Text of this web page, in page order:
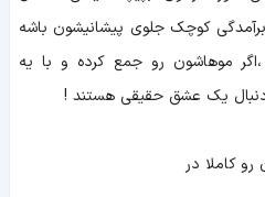
کوچک جلوی پیشانیشون باشه
موهاشون رو جمع کرده و با یه
دنبال یک عشق حقیقی هستند !
کاملا در